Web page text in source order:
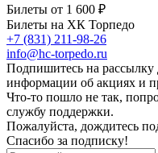
Билеты от 1 600 ₽
Билеты на ХК Торпедо
+7 (831) 211-98-26
info@hc-torpedo.ru
Подпишитесь на рассылку
информации об акциях и
Что-то пошло не так,
службу поддержки.
Пожалуйста, дождитесь
Спасибо за подписку!